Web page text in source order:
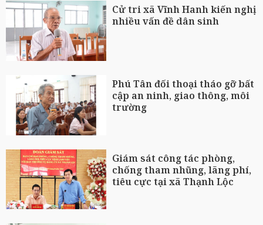
Cử tri xã Vĩnh Hanh kiến nghị
nhiều vấn đề dân sinh
Phú Tân đối thoại tháo gỡ bất
cập an ninh, giao thông, môi
trường
Giám sát công tác phòng,
chống tham nhũng, lãng phí,
tiêu cực tại xã Thạnh Lộc